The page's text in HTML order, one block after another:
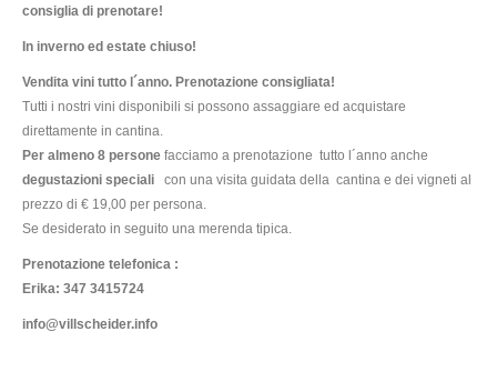
consiglia di prenotare!
In inverno ed estate chiuso!
Vendita vini tutto l´anno. Prenotazione consigliata!
Tutti i nostri vini disponibili si possono assaggiare ed acquistare
direttamente in cantina.
Per almeno 8 persone facciamo a prenotazione tutto l´anno anche
degustazioni speciali con una visita guidata della cantina e dei vigneti al
prezzo di € 19,00 per persona.
Se desiderato in seguito una merenda tipica.
Prenotazione telefonica :
Erika: 347 3415724
info@villscheider.info